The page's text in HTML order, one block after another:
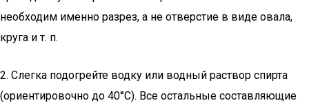
необходим именно разрез, а не отверстие в виде овала,
круга и т. п.
2. Слегка подогрейте водку или водный раствор спирта
(ориентировочно до 40°С). Все остальные составляющие